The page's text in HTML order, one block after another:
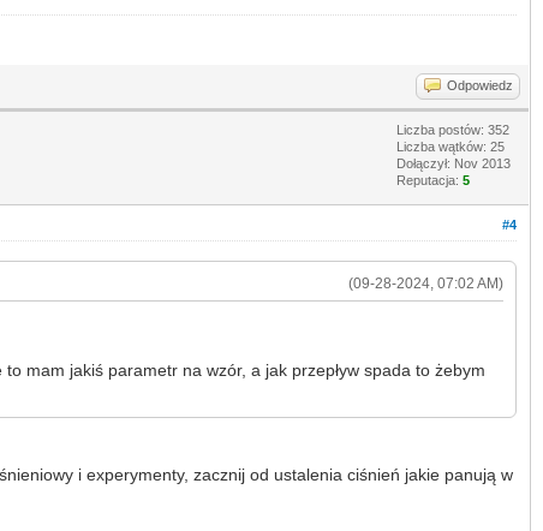
Odpowiedz
Liczba postów: 352
Liczba wątków: 25
Dołączył: Nov 2013
Reputacja: 5
#4
(09-28-2024, 07:02 AM)
mam jakiś parametr na wzór, a jak przepływ spada to żebym
i experymenty, zacznij od ustalenia ciśnień jakie panują w